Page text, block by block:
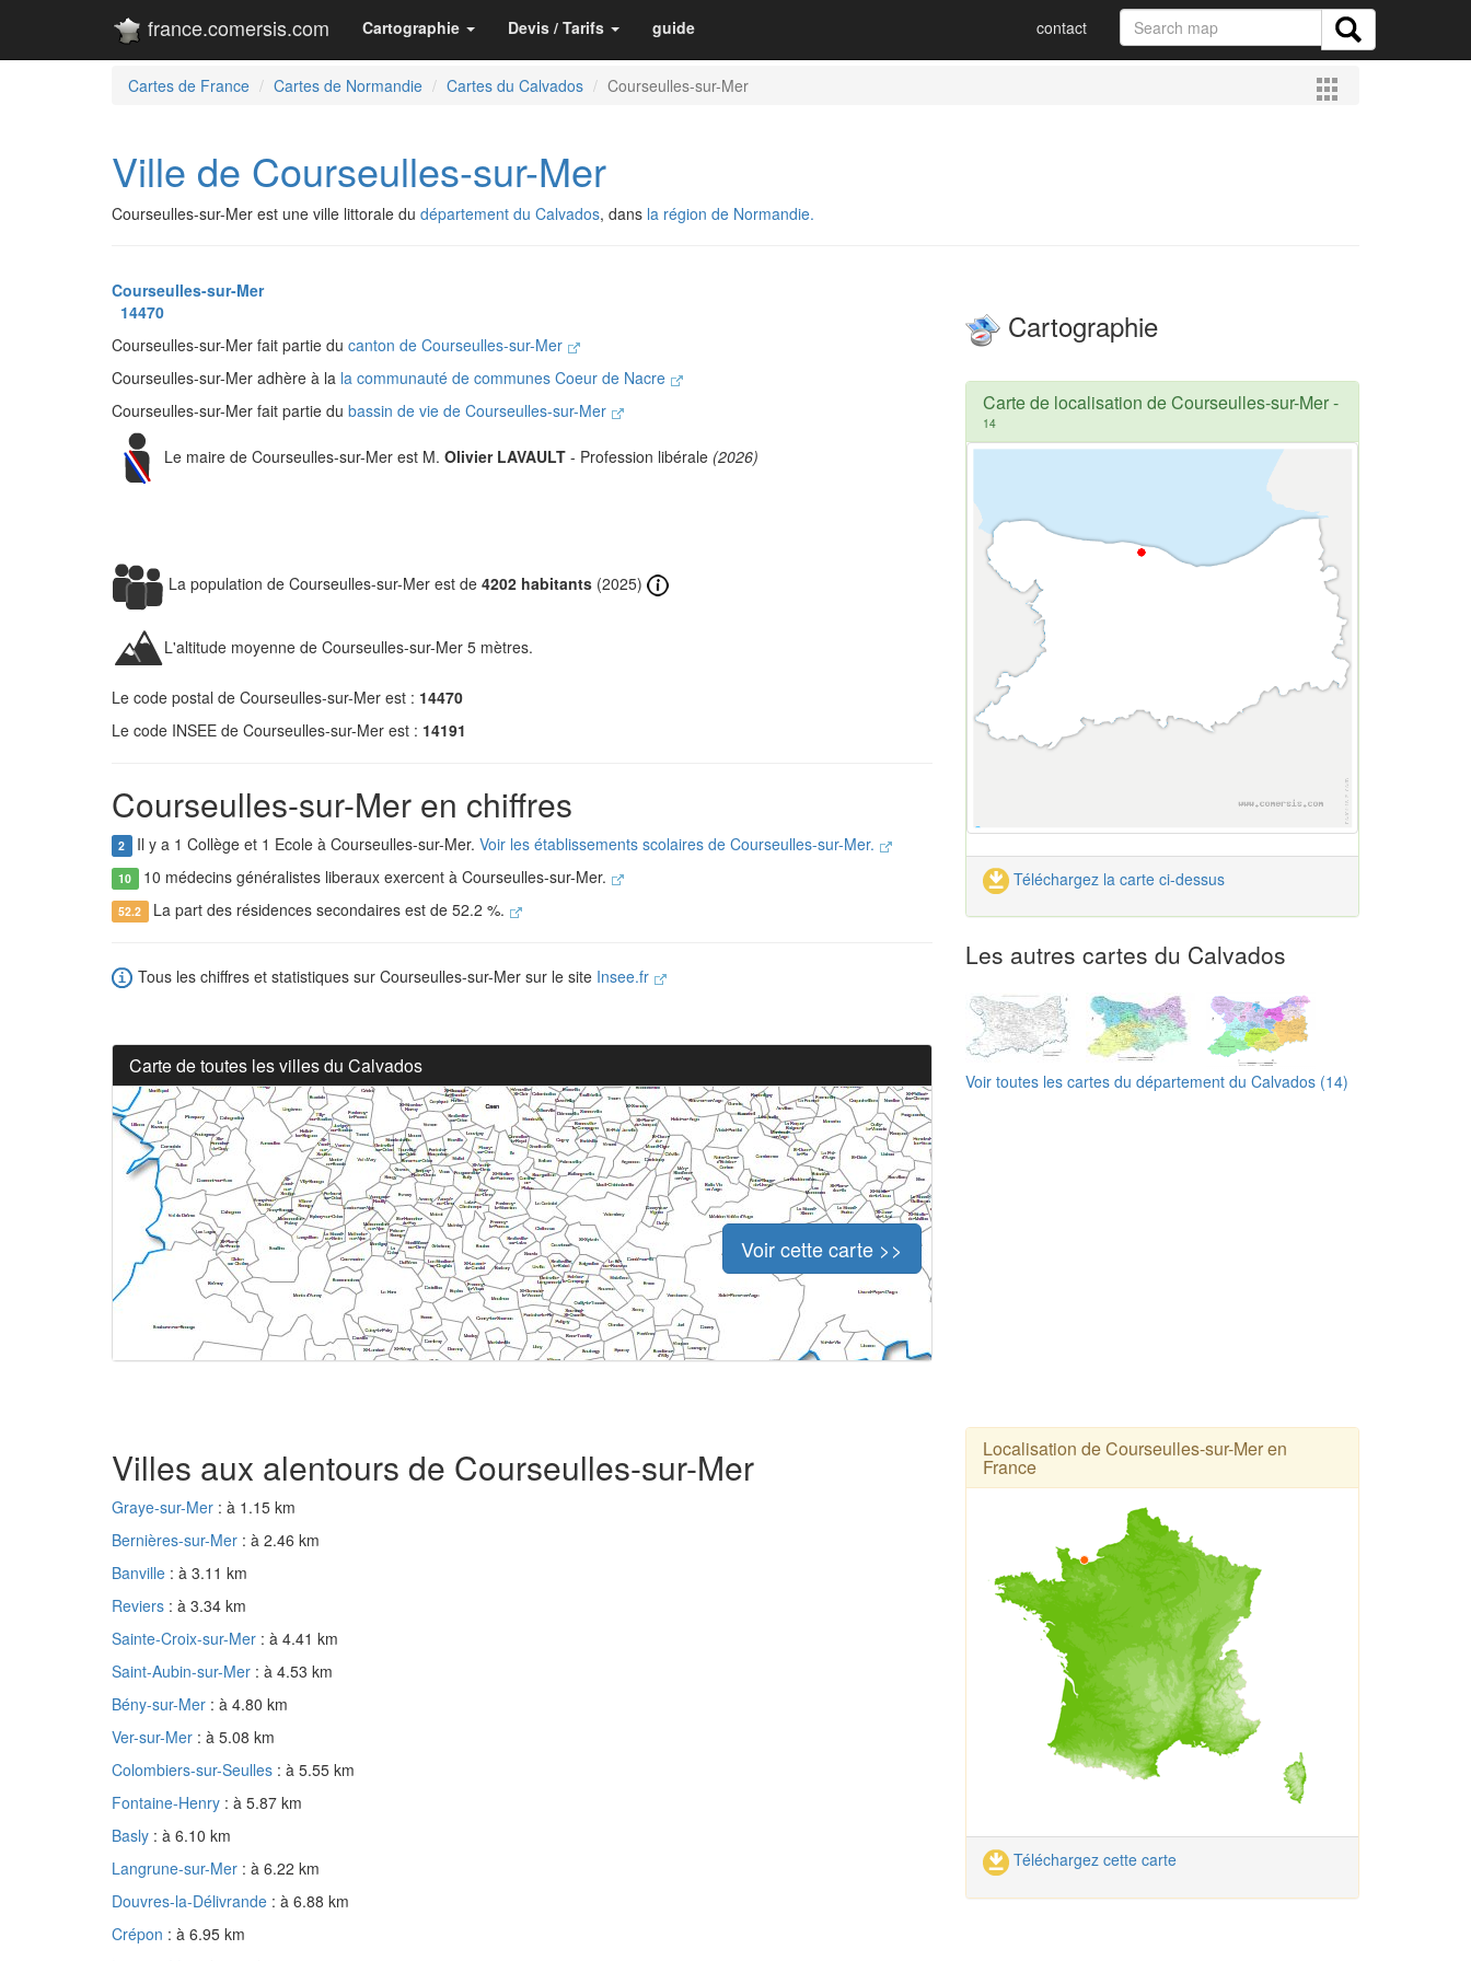
france.comersis.com Cartographie Devis / Tarifs guide contact
Cartes de France Cartes de Normandie Cartes du Calvados Courseulles-sur-Mer
Ville de Courseulles-sur-Mer
Courseulles-sur-Mer est une ville littorale du département du Calvados, dans la région de Normandie.
Courseulles-sur-Mer
14470
Courseulles-sur-Mer fait partie du canton de Courseulles-sur-Mer
Courseulles-sur-Mer adhère à la la communauté de communes Coeur de Nacre
Courseulles-sur-Mer fait partie du bassin de vie de Courseulles-sur-Mer
Le maire de Courseulles-sur-Mer est M. Olivier LAVAULT - Profession libérale (2026)
La population de Courseulles-sur-Mer est de 4202 habitants (2025)
L'altitude moyenne de Courseulles-sur-Mer 5 mètres.
Le code postal de Courseulles-sur-Mer est : 14470
Le code INSEE de Courseulles-sur-Mer est : 14191
Courseulles-sur-Mer en chiffres
2 Il y a 1 Collège et 1 Ecole à Courseulles-sur-Mer. Voir les établissements scolaires de Courseulles-sur-Mer.
10 10 médecins généralistes liberaux exercent à Courseulles-sur-Mer.
52.2 La part des résidences secondaires est de 52.2 %.
Tous les chiffres et statistiques sur Courseulles-sur-Mer sur le site Insee.fr
Carte de toutes les villes du Calvados
Voir cette carte >>
Cartographie
Carte de localisation de Courseulles-sur-Mer-
14
Téléchargez la carte ci-dessus
Les autres cartes du Calvados
Voir toutes les cartes du département du Calvados (14)
Villes aux alentours de Courseulles-sur-Mer
Graye-sur-Mer : à 1.15 km
Bernières-sur-Mer : à 2.46 km
Banville : à 3.11 km
Reviers : à 3.34 km
Sainte-Croix-sur-Mer : à 4.41 km
Saint-Aubin-sur-Mer : à 4.53 km
Bény-sur-Mer : à 4.80 km
Ver-sur-Mer : à 5.08 km
Colombiers-sur-Seulles : à 5.55 km
Fontaine-Henry : à 5.87 km
Basly : à 6.10 km
Langrune-sur-Mer : à 6.22 km
Douvres-la-Délivrande : à 6.88 km
Crépon : à 6.95 km
Localisation de Courseulles-sur-Mer en
France
Téléchargez cette carte